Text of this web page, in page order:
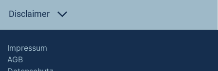
Disclaimer
Impressum
AGB